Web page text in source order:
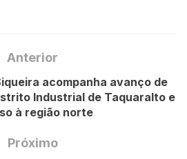
Anterior
acompanha avanço de
Industrial de Taquaralto e
à região norte
Próximo